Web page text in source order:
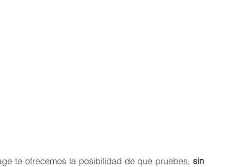
te ofrecemos la posibilidad de que pruebes, sin